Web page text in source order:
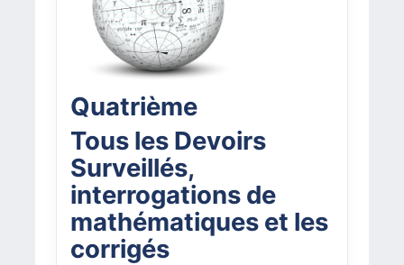
Quatrième
Tous les Devoirs
Surveillés,
interrogations de
mathématiques et les
corrigés